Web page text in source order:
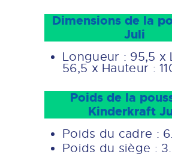
Dimensions de la
Juli
Longueur : 95,5 x
56,5 x Hauteur :
Poids de la
Kinderkraft
Poids du cadre :
Poids du siège :